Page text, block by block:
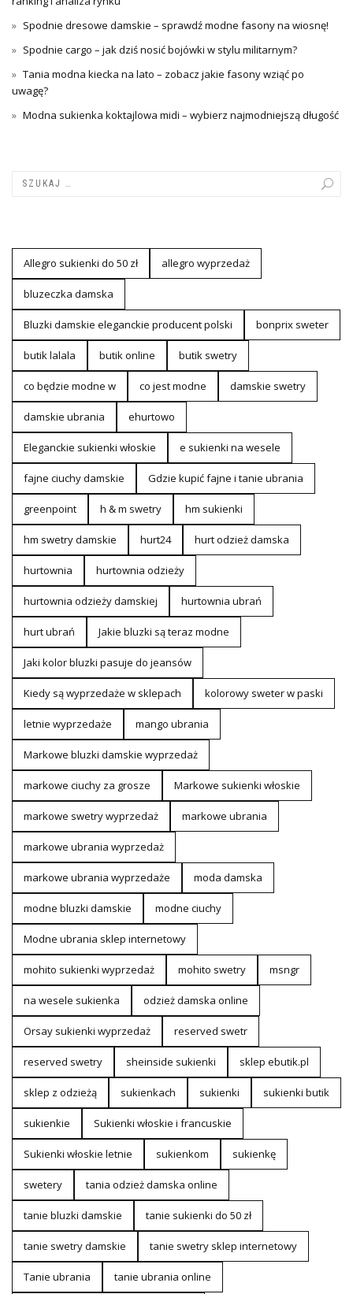
Spodnie dresowe damskie – sprawdź modne fasony na wiosnę!
Spodnie cargo – jak dziś nosić bojówki w stylu militarnym?
Tania modna kiecka na lato – zobacz jakie fasony wziąć po
uwagę?
Modna sukienka koktajlowa midi – wybierz najmodniejszą długość
Allegro sukienki do 50 zł allegro wyprzedaż
bluzeczka damska
Bluzki damskie eleganckie producent polski bonprix sweter
butik lalala butik online butik swetry
co będzie modne w co jest modne damskie swetry
damskie ubrania ehurtowo
Eleganckie sukienki włoskie e sukienki na wesele
fajne ciuchy damskie Gdzie kupić fajne i tanie ubrania
greenpoint h & m swetry hm sukienki
hm swetry damskie hurt24 hurt odzież damska
hurtownia hurtownia odzieży
hurtownia odzieży damskiej hurtownia ubrań
hurt ubrań Jakie bluzki są teraz modne
Jaki kolor bluzki pasuje do jeansów
Kiedy są wyprzedaże w sklepach kolorowy sweter w paski
letnie wyprzedaże mango ubrania
Markowe bluzki damskie wyprzedaż
markowe ciuchy za grosze Markowe sukienki włoskie
markowe swetry wyprzedaż markowe ubrania
markowe ubrania wyprzedaż
markowe ubrania wyprzedaże moda damska
modne bluzki damskie modne ciuchy
Modne ubrania sklep internetowy
mohito sukienki wyprzedaż mohito swetry msngr
na wesele sukienka odzież damska online
Orsay sukienki wyprzedaż reserved swetr
reserved swetry sheinside sukienki sklep ebutik.pl
sklep z odzieżą sukienkach sukienki sukienki butik
sukienkie Sukienki włoskie i francuskie
Sukienki włoskie letnie sukienkom sukienkę
swetery tania odzież damska online
tanie bluzki damskie tanie sukienki do 50 zł
tanie swetry damskie tanie swetry sklep internetowy
Tanie ubrania tanie ubrania online